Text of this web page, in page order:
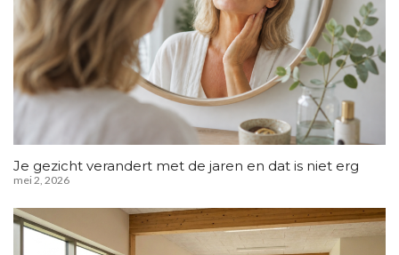
Je gezicht verandert met de jaren en dat is niet erg
mei 2, 2026